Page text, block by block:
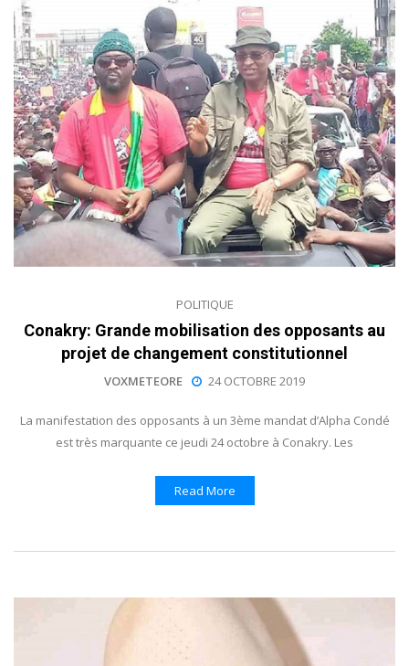
POLITIQUE
Conakry: Grande mobilisation des opposants au
projet de changement constitutionnel
VOXMETEORE 24 OCTOBRE 2019
La manifestation des opposants à un 3ème mandat d’Alpha Condé
est très marquante ce jeudi 24 octobre à Conakry. Les
Read More